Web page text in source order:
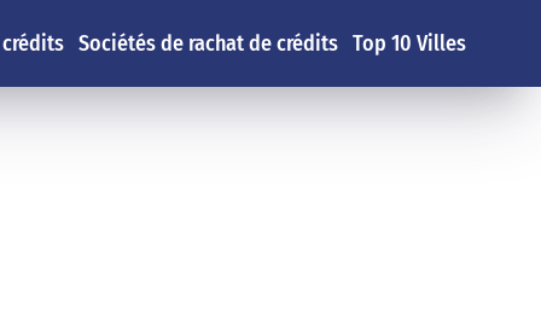
Sociétés de rachat de crédits Top 10 Villes